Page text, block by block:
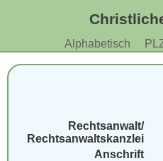
Alphabetisch
Rechtsanwalt/
Rechtsanwaltskanzlei
Anschrift